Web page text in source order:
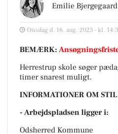
Emilie Bjergegaard
Onsdag d. 16. aug. 2023 - kl.
BEMÆRK:
Herrestrup skole søger
timer snarest muligt.
INFORMATIONER OM
- Arbejdspladsen ligger i:
Odsherred Kommune